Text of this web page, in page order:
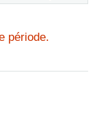
période.